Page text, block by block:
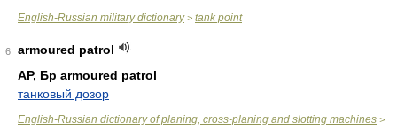
English-Russian military dictionary> tank point
6
armoured patrol
AP, Бр armoured patrol
танковый дозор
English-Russian dictionary of planing, cross-planing and slotting machines >